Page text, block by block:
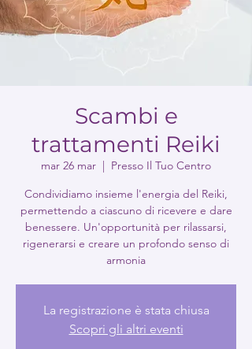
Scambi e
trattamenti Reiki
mar 26 mar
  |
Presso Il Tuo Centro
Condividiamo insieme l'energia del Reiki,
permettendo a ciascuno di ricevere e dare
benessere. Un'opportunità per rilassarsi,
rigenerarsi e creare un profondo senso di
armonia
La registrazione è stata chiusa
Scopri gli altri eventi